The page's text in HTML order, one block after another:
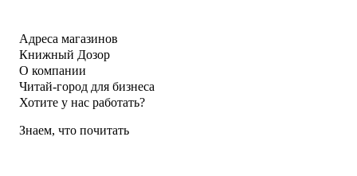
Адреса магазинов
Книжный Дозор
О компании
Читай-город для бизнеса
Хотите у нас работать?
Знаем, что почитать